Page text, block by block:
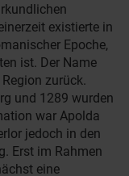
existierte in
Epoche,
ist. Der Name
zurück.
und 1289 wurden
war Apolda
jedoch in den
Erst im Rahmen
eine